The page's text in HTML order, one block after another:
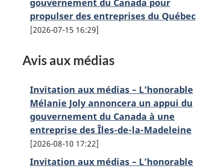
propulser des entreprises du Québec
2026-07-15 16:29
Avis aux médias
Invitation aux médias – L’honorable
Mélanie Joly annoncera un appui du
gouvernement du Canada à une
entreprise des Îles-de-la-Madeleine
2026-08-10 17:22
Invitation aux médias – L’honorable